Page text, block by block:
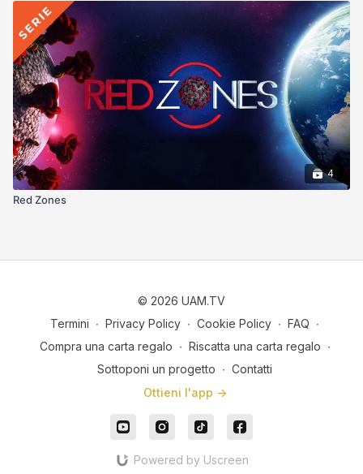
4
Red Zones
© 2026 UAM.TV
Termini ∙ Privacy Policy ∙ Cookie Policy ∙ FAQ ∙
Compra una carta regalo ∙ Riscatta una carta regalo ∙
Sottoponi un progetto ∙ Contatti
Ottieni l'app ->
Powered by Uscreen